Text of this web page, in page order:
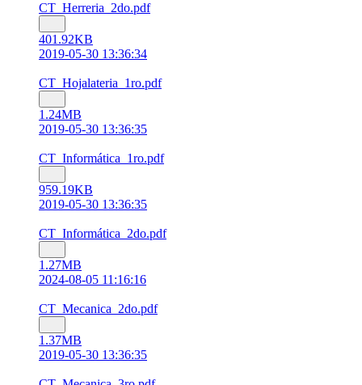
CT_Herreria_2do.pdf
401.92KB
2019-05-30 13:36:34
CT_Hojalateria_1ro.pdf
1.24MB
2019-05-30 13:36:35
CT_Informática_1ro.pdf
959.19KB
2019-05-30 13:36:35
CT_Informática_2do.pdf
1.27MB
2024-08-05 11:16:16
CT_Mecanica_2do.pdf
1.37MB
2019-05-30 13:36:35